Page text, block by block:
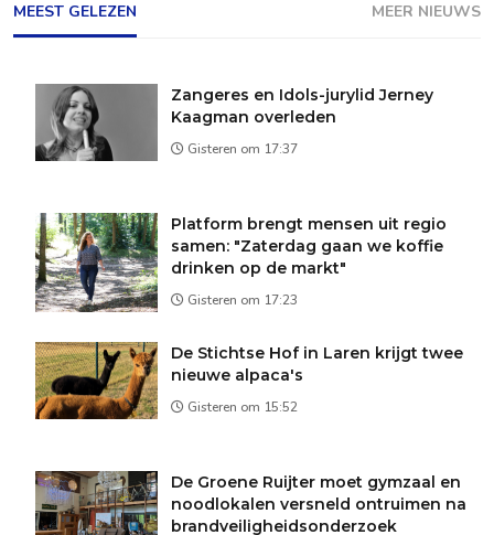
MEEST GELEZEN MEER NIEUWS
Zangeres en Idols-jurylid Jerney
Kaagman overleden
Gisteren om 17:37
Platform brengt mensen uit regio
samen: "Zaterdag gaan we koffie
drinken op de markt"
Gisteren om 17:23
De Stichtse Hof in Laren krijgt twee
nieuwe alpaca's
Gisteren om 15:52
De Groene Ruijter moet gymzaal en
noodlokalen versneld ontruimen na
brandveiligheidsonderzoek